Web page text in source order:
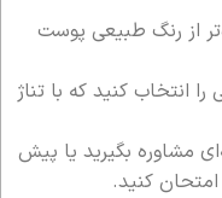
از رنگ طبیعی پوست
انتخاب کنید که با تناژ
مشاوره بگیرید یا پیش
کنید.